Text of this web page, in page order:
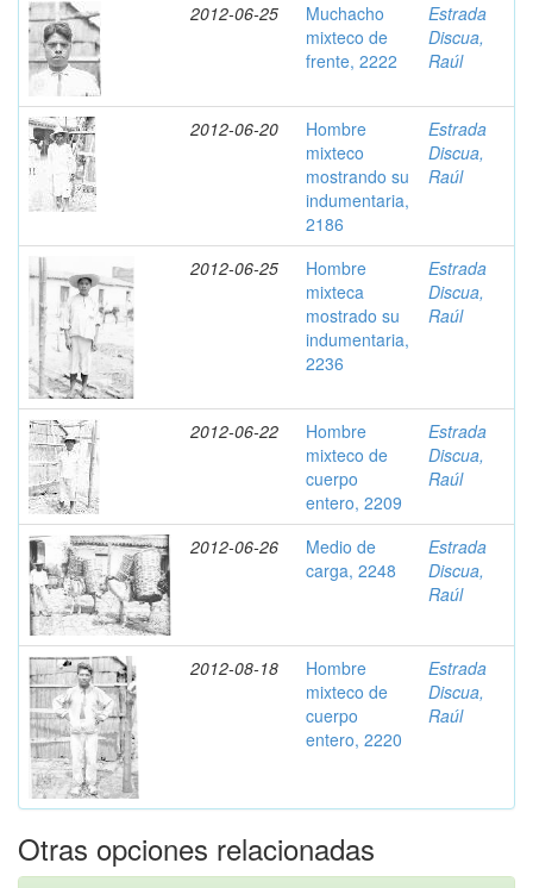
2012-06-25
Muchacho
mixteco de
frente, 2222
Estrada
Discua,
Raúl
2012-06-20
Hombre
mixteco
mostrando su
indumentaria,
2186
Estrada
Discua,
Raúl
2012-06-25
Hombre
mixteca
mostrado su
indumentaria,
2236
Estrada
Discua,
Raúl
2012-06-22
Hombre
mixteco de
cuerpo
entero, 2209
Estrada
Discua,
Raúl
2012-06-26
Medio de
carga, 2248
Estrada
Discua,
Raúl
2012-08-18
Hombre
mixteco de
cuerpo
entero, 2220
Estrada
Discua,
Raúl
Otras opciones relacionadas